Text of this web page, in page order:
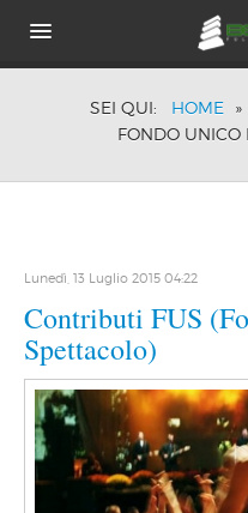
CHI SIAMO
BRANDS
DOVE SIAMO
SEI QUI: HOME »
FONDO UNICO
Lunedì, 13 Luglio 2015 04:22
Contributi FUS
Spettacolo)